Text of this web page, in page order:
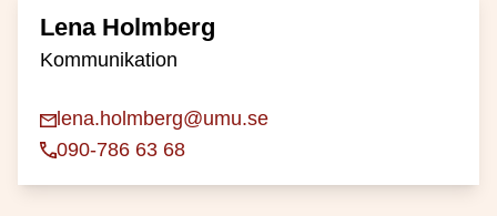
Lena Holmberg
Kommunikation
lena.holmberg@umu.se
090-786 63 68